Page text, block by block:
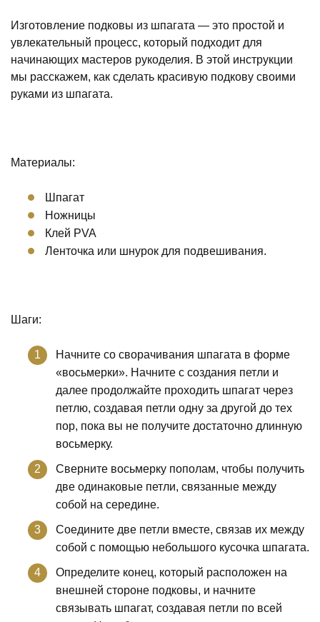
Изготовление подковы из шпагата — это простой и
увлекательный процесс, который подходит для
начинающих мастеров рукоделия. В этой инструкции
мы расскажем, как сделать красивую подкову своими
руками из шпагата.
Материалы:
Шпагат
Ножницы
Клей PVA
Ленточка или шнурок для подвешивания.
Шаги:
Начните со сворачивания шпагата в форме
«восьмерки». Начните с создания петли и
далее продолжайте проходить шпагат через
петлю, создавая петли одну за другой до тех
пор, пока вы не получите достаточно длинную
восьмерку.
Сверните восьмерку пополам, чтобы получить
две одинаковые петли, связанные между
собой на середине.
Соедините две петли вместе, связав их между
собой с помощью небольшого кусочка шпагата.
Определите конец, который расположен на
внешней стороне подковы, и начните
связывать шпагат, создавая петли по всей